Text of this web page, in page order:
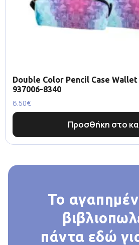
Double Color Pencil Case Wallet
937006-8340
6.50€
Προσθήκη στο
Το
πάντα εδώ